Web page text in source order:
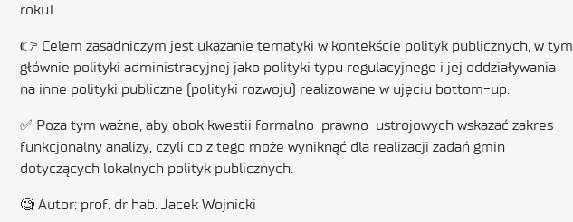
roku1.
👉 Celem zasadniczym jest ukazanie tematyki w kontekście polityk publicznych, w tym
głównie polityki administracyjnej jako polityki typu regulacyjnego i jej oddziaływania
na inne polityki publiczne (polityki rozwoju) realizowane w ujęciu bottom-up.
✅ Poza tym ważne, aby obok kwestii formalno-prawno-ustrojowych wskazać zakres
funkcjonalny analizy, czyli co z tego może wyniknąć dla realizacji zadań gmin
dotyczących lokalnych polityk publicznych.
🧐 Autor: prof. dr hab. Jacek Wojnicki